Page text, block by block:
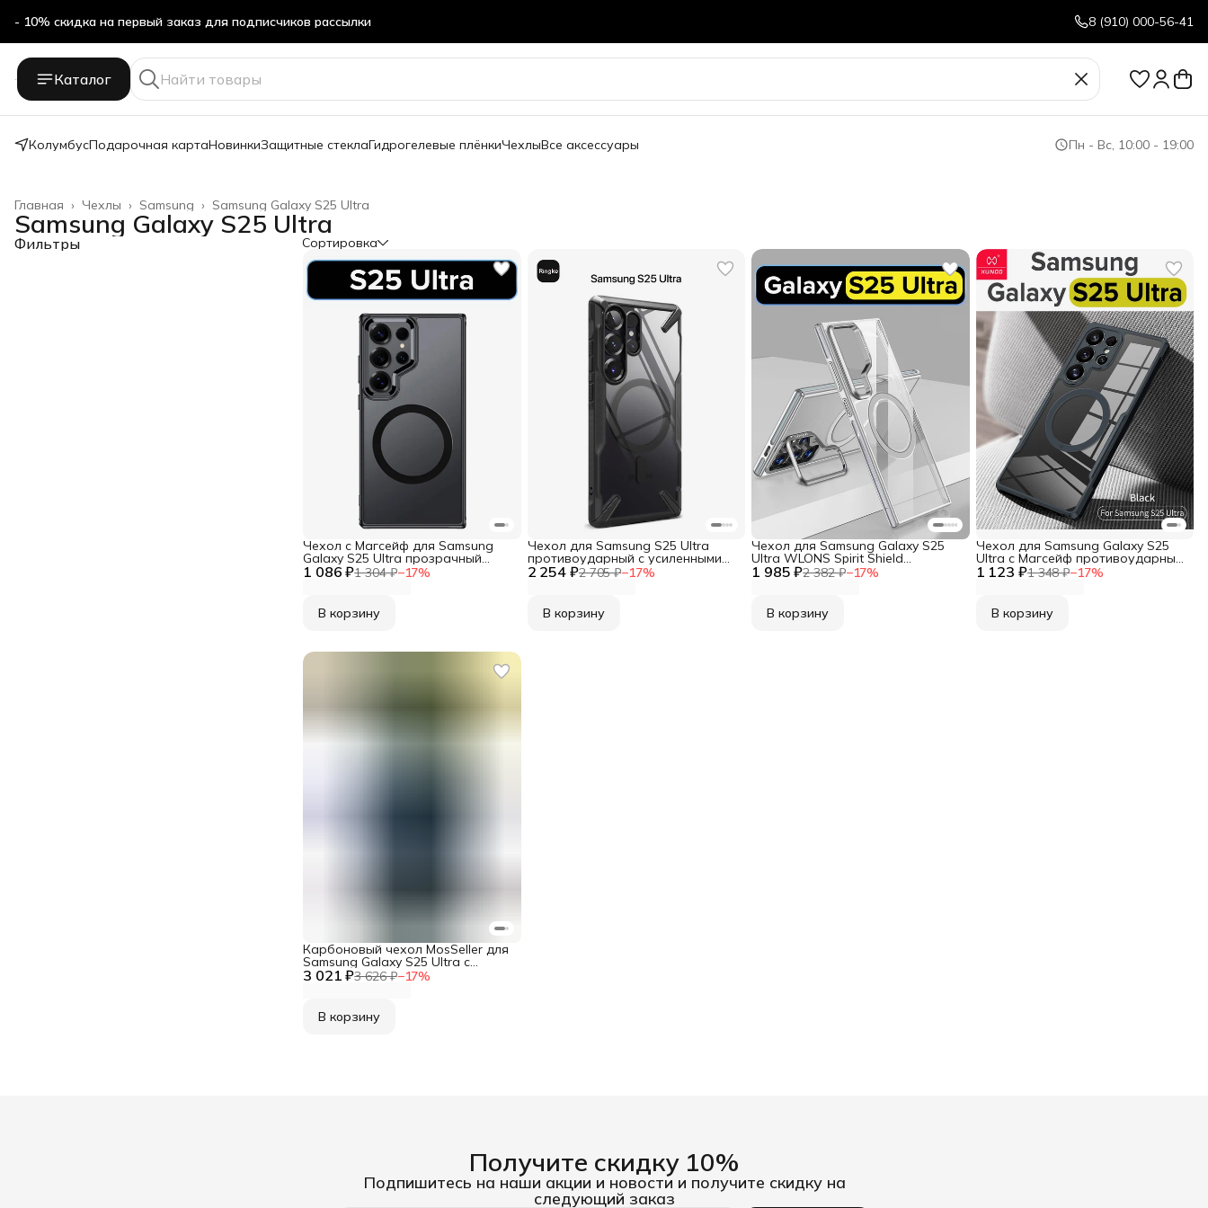
- 10% скидка на первый заказ для подписчиков рассылки 8 (910) 000-56-41
Каталог
КолумбусПодарочная картаНовинкиЗащитные стеклаГидрогелевые плёнкиЧехлыВсе аксессуары Пн - Вс, 10:00 - 19:00
Samsung Galaxy S25 Ultra
Samsung ›
Чехлы ›
Главная ›
Samsung Galaxy S25 Ultra
Фильтры Сортировка
1 086 ₽1 304 ₽−17%
Чехол с Магсейф для Samsung
Galaxy S25 Ultra прозрачный
матовый с черным бортом
В корзину
2 254 ₽2 705 ₽−17%
Чехол для Samsung S25 Ultra
противоударный с усиленными
углами RINGKE
В корзину
1 985 ₽2 382 ₽−17%
Чехол для Samsung Galaxy S25
Ultra WLONS Spirit Shield
прозрачный, с Магсейф и
В корзину
1 123 ₽1 348 ₽−17%
Чехол для Samsung Galaxy S25
Ultra c Магсейф противоударный
с усиленными углами XUNDD
В корзину
3 021 ₽3 626 ₽−17%
Карбоновый чехол MosSeller для
Samsung Galaxy S25 Ultra с
Магсейф, черный
В корзину
Получите скидку 10%
Подпишитесь на наши акции и новости и получите скидку на
следующий заказ